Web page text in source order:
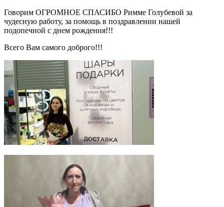
Говорим ОГРОМНОЕ СПАСИБО Римме Голубевой за
чудесную работу, за помощь в поздравлении нашей
подопечной с днем рождения!!!
Всего Вам самого доброго!!!